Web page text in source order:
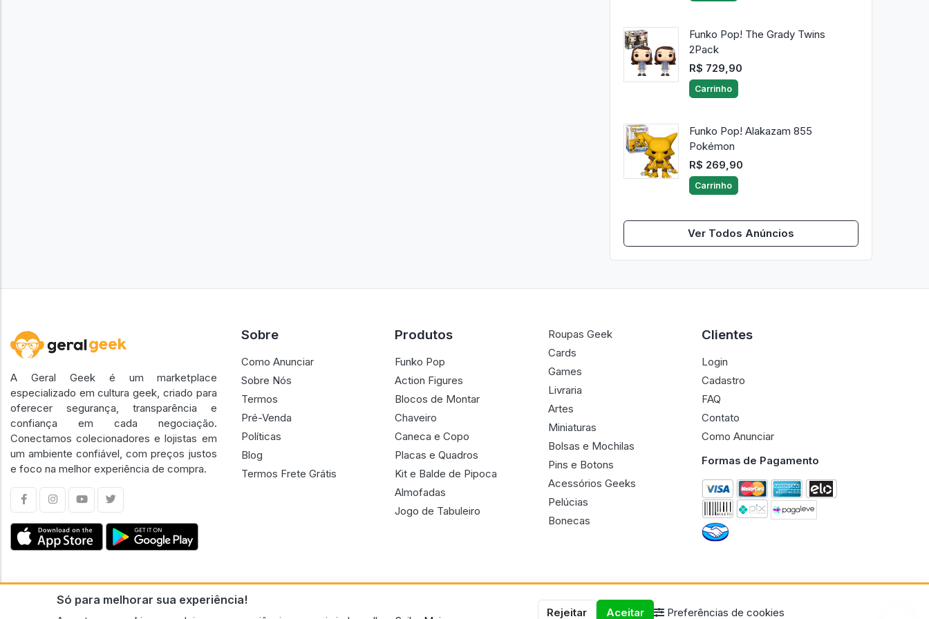
Funko Pop! The Grady Twins
2Pack
R$ 729,90
Carrinho
Funko Pop! Alakazam 855
Pokémon
R$ 269,90
Carrinho
Ver Todos Anúncios
Só para melhorar sua experiência!
Rejeitar Aceitar Preferências de cookies
A Geral Geek é um marketplace
especializado em cultura geek, criado para
oferecer segurança, transparência e
confiança em cada negociação.
Conectamos colecionadores e lojistas em
um ambiente confiável, com preços justos
e foco na melhor experiência de compra.
Sobre
Como Anunciar
Sobre Nós
Termos
Pré-Venda
Políticas
Blog
Termos Frete Grátis
Produtos
Funko Pop
Action Figures
Blocos de Montar
Chaveiro
Caneca e Copo
Placas e Quadros
Kit e Balde de Pipoca
Almofadas
Jogo de Tabuleiro
Roupas Geek
Cards
Games
Livraria
Artes
Miniaturas
Bolsas e Mochilas
Pins e Botons
Acessórios Geeks
Pelúcias
Bonecas
Clientes
Login
Cadastro
FAQ
Contato
Como Anunciar
Formas de Pagamento
CNPJ n.º 30.220.458/0001-17 - GERAL GEEK PORTAL ELETRONICO LTDA.